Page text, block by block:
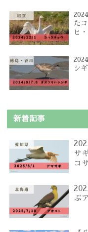
た
ヒ
シ
新着記事
サ
コ
ぶ